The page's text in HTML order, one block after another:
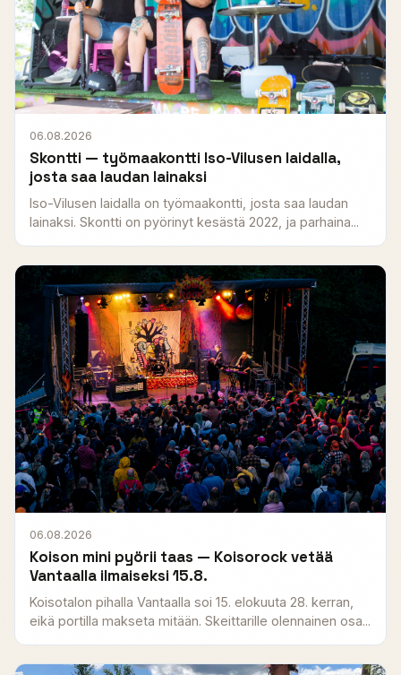
06.08.2026
Skontti — työmaakontti Iso-Vilusen laidalla,
josta saa laudan lainaksi
Iso-Vilusen laidalla on työmaakontti, josta saa laudan
lainaksi. Skontti on pyörinyt kesästä 2022, ja parhaina...
06.08.2026
Koison mini pyörii taas — Koisorock vetää
Vantaalla ilmaiseksi 15.8.
Koisotalon pihalla Vantaalla soi 15. elokuuta 28. kerran,
eikä portilla makseta mitään. Skeittarille olennainen osa...